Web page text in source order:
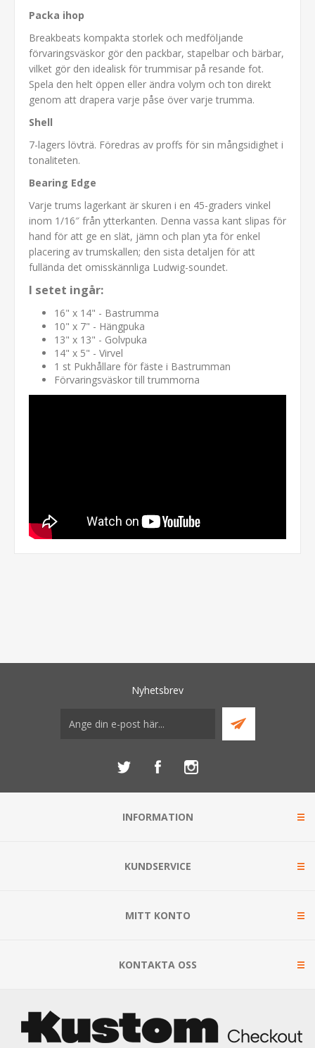
Packa ihop
Breakbeats kompakta storlek och medföljande
förvaringsväskor gör den packbar, stapelbar och bärbar,
vilket gör den idealisk för trummisar på resande fot.
Spela den helt öppen eller ändra volym och ton direkt
genom att drapera varje påse över varje trumma.
Shell
7-lagers lövträ. Föredras av proffs för sin mångsidighet i
tonaliteten.
Bearing Edge
Varje trums lagerkant är skuren i en 45-graders vinkel
inom 1/16″ från ytterkanten. Denna vassa kant slipas för
hand för att ge en slät, jämn och plan yta för enkel
placering av trumskallen; den sista detaljen för att
fullända det omisskännliga Ludwig-soundet.
I setet ingår:
16" x 14" - Bastrumma
10" x 7" - Hängpuka
13" x 13" - Golvpuka
14" x 5" - Virvel
1 st Pukhållare för fäste i Bastrumman
Förvaringsväskor till trummorna
Nyhetsbrev
INFORMATION
KUNDSERVICE
MITT KONTO
KONTAKTA OSS